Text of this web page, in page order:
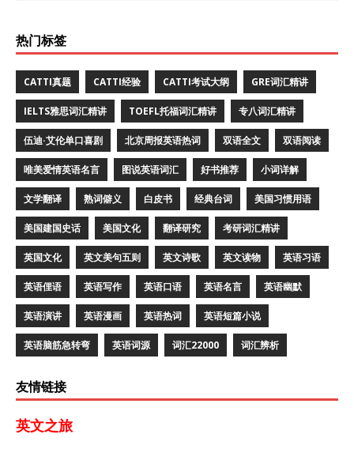
热门标签
CATTI真题 CATTI经验 CATTI考试大纲 GRE词汇精讲
IELTS雅思词汇精讲 TOEFL托福词汇精讲 专八词汇精讲
伍迪·艾伦单口喜剧 北京周报英语热词 双语全文 双语阅读
唯美爱情英语名言 图说英语词汇 好书推荐 小词详解
文学翻译 熟词僻义 白皮书 经典台词 美国习惯用语
美国建国史话 美国文化 翻译研究 考研词汇精讲
英国文化 英文美句五则 英文诗歌 英文读物 英语习语
英语俚语 英语写作 英语口语 英语名言 英语幽默
英语演讲 英语漫画 英语热词 英语短篇小说
英语脑筋急转弯 英语词源 词汇22000 词汇辨析
友情链接
英文之旅